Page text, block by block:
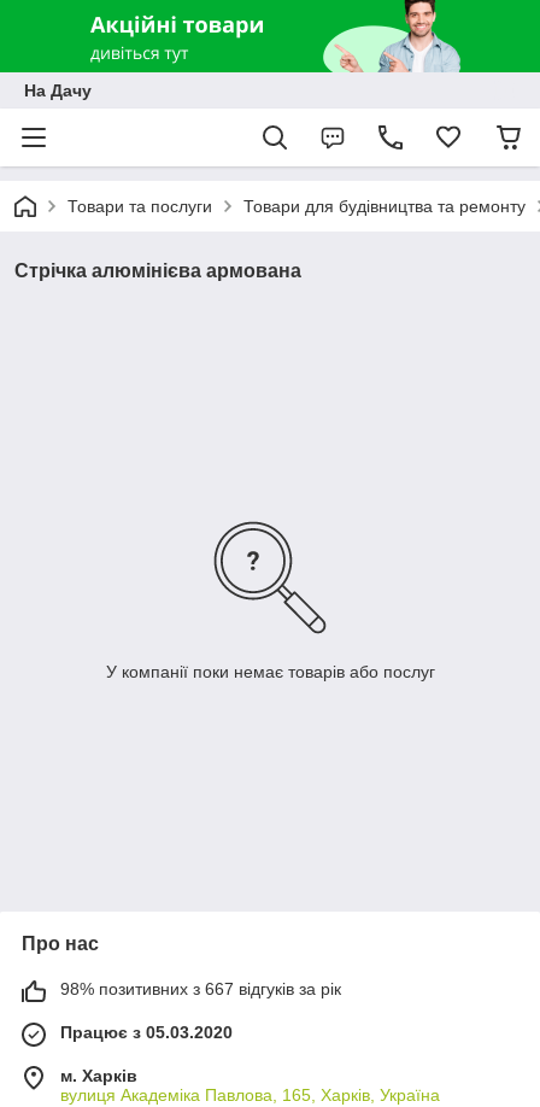
На Дачу
Товари та послуги Товари для будівництва та ремонту
Стрічка алюмінієва армована
У компанії поки немає товарів або послуг
Про нас
98% позитивних з 667 відгуків за рік
Працює з 05.03.2020
м. Харків
вулиця Академіка Павлова, 165, Харків, Україна